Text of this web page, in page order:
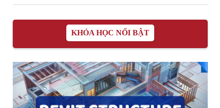
KHÓA HỌC NỔI BẬT